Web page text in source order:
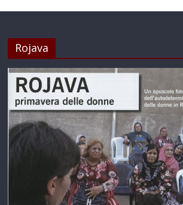
Rojava